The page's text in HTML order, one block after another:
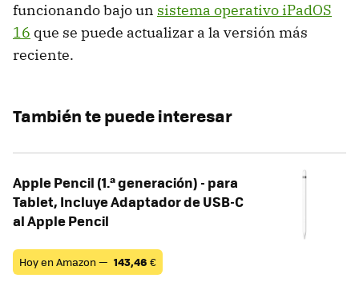
funcionando bajo un sistema operativo iPadOS
16 que se puede actualizar a la versión más
reciente.
También te puede interesar
Apple Pencil (1.ª generación) - para
Tablet, Incluye Adaptador de USB‑C
al Apple Pencil
Hoy en Amazon — 143,46 €